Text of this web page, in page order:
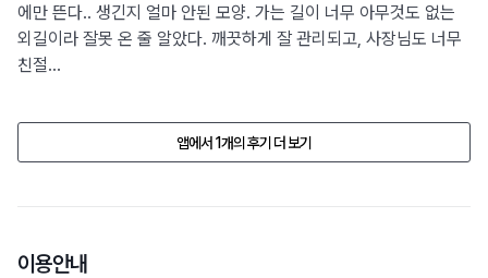
에만 뜬다.. 생긴지 얼마 안된 모양. 가는 길이 너무 아무것도 없는
외길이라 잘못 온 줄 알았다. 깨끗하게 잘 관리되고, 사장님도 너무
친절...
앱에서 1개의 후기 더 보기
이용안내